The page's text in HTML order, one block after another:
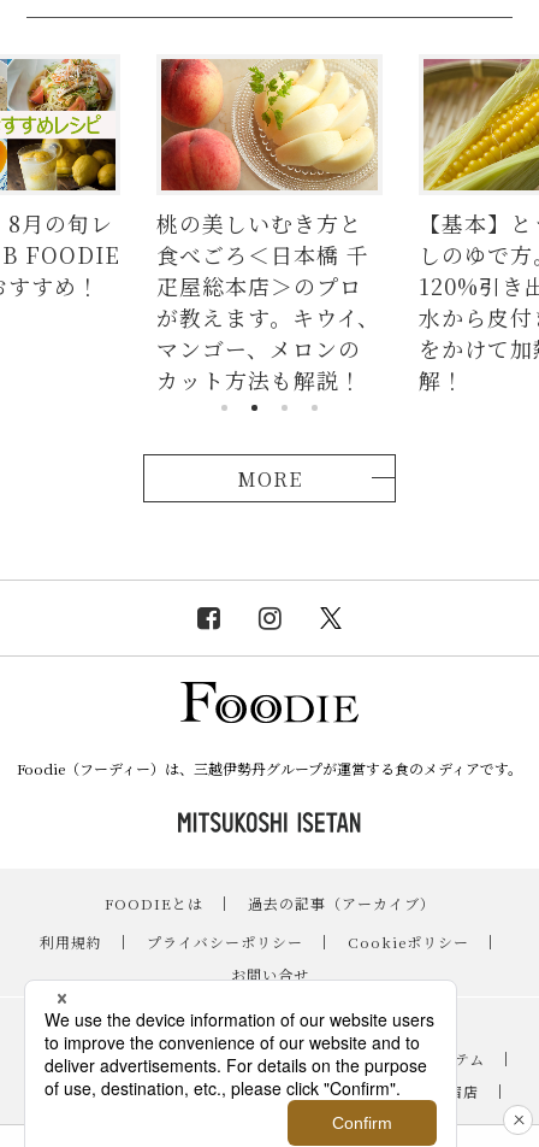
月の旬レ
FOODIE
すめ！
桃の美しいむき方と
食べごろ＜日本橋 千
疋屋総本店＞のプロ
が教えます。キウイ、
マンゴー、メロンの
カット方法も解説！
【基本】
しのゆで
120%引き
水から皮
をかけて
解！
MORE
Foodie（フーディー）は、三越伊勢丹グループが運営する食のメディアです。
FOODIEとは
過去の記事（アーカイブ）
｜
利用規約 プライバシーポリシー Cookieポリシー
お問い合せ
レシピ ｜
スイーツ
｜
手土産・ギフト ｜ ニュース・イベント ｜ おすすめアイテム
読み物・コラム
｜ バイヤーのイチオシ！ ｜ 伊勢丹新宿店
｜ FOODIE占い